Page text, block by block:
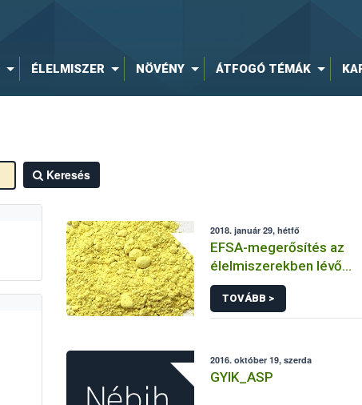
ÉLELMISZER NÖVÉNY ÁTFOGÓ TÉMÁK
Keresés
2018. január 29, hétfő
EFSA-megerősítés az
élelmiszerekben lévő
hidroxiantracén-
veszélyességéről
TOVÁBB >
2016. október 19, szerda
GYIK_ASP